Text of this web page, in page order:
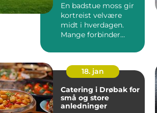
En badstue moss gir
kortreist velvære
midt i hverdagen.
Mange forbinder
fjellhytter og s...
18. jan
Catering i Drøbak for
små og store
anledninger